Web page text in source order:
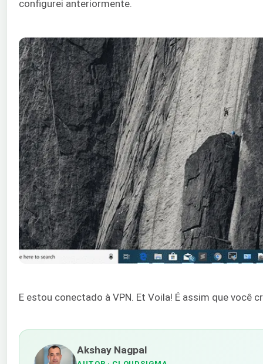
configurei anteriormente.
E estou conectado à VPN. Et Voila! É assim que você
Akshay Nagpal